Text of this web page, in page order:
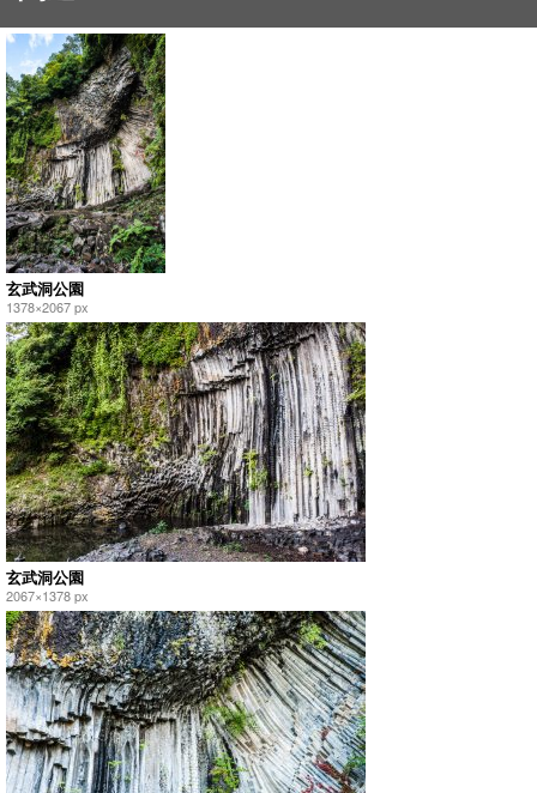
玄武洞公園
1378×2067 px
玄武洞公園
2067×1378 px